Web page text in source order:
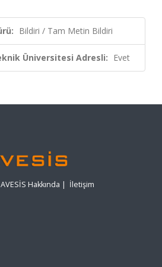
Bildiri / Tam Metin Bildiri
Üniversitesi Adresli: Evet
AVESİS Hakkında | İletişim